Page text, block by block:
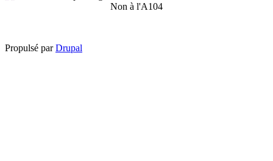
Propulsé parDrupal